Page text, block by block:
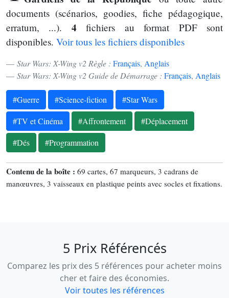
documents (scénarios, goodies, fiche pédagogique,
erratum, ...). 4fichiers au format PDF sont
disponibles. Voir tous les fichiers disponibles
Star Wars: X-Wing v2 Règle : Français, Anglais
Star Wars: X-Wing v2 Guide de Démarrage : Français, Anglais
#Guerre #Science-fiction
#Star Wars
#TV et Cinéma
#Affrontement
#Déplacement
#Dés
#Programmation
Contenu de la boîte : 69 cartes, 67 marqueurs, 3 cadrans de
manœuvres, 3 vaisseaux en plastique peints avec socles et fixations.
5 Prix Référencés
Comparez les prix des 5 références pour acheter moins
cher et faire des économies.
Voir toutes les références